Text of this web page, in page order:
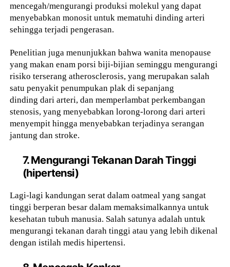
mencegah/mengurangi produksi molekul yang dapat
menyebabkan monosit untuk mematuhi dinding arteri
sehingga terjadi pengerasan.
Penelitian juga menunjukkan bahwa wanita menopause
yang makan enam porsi biji-bijian seminggu mengurangi
risiko terserang atherosclerosis, yang merupakan salah
satu penyakit penumpukan plak di sepanjang
dinding dari arteri, dan memperlambat perkembangan
stenosis, yang menyebabkan lorong-lorong dari arteri
menyempit hingga menyebabkan terjadinya serangan
jantung dan stroke.
7. Mengurangi Tekanan Darah Tinggi
(hipertensi)
Lagi-lagi kandungan serat dalam oatmeal yang sangat
tinggi berperan besar dalam memaksimalkannya untuk
kesehatan tubuh manusia. Salah satunya adalah untuk
mengurangi tekanan darah tinggi atau yang lebih dikenal
dengan istilah medis hipertensi.